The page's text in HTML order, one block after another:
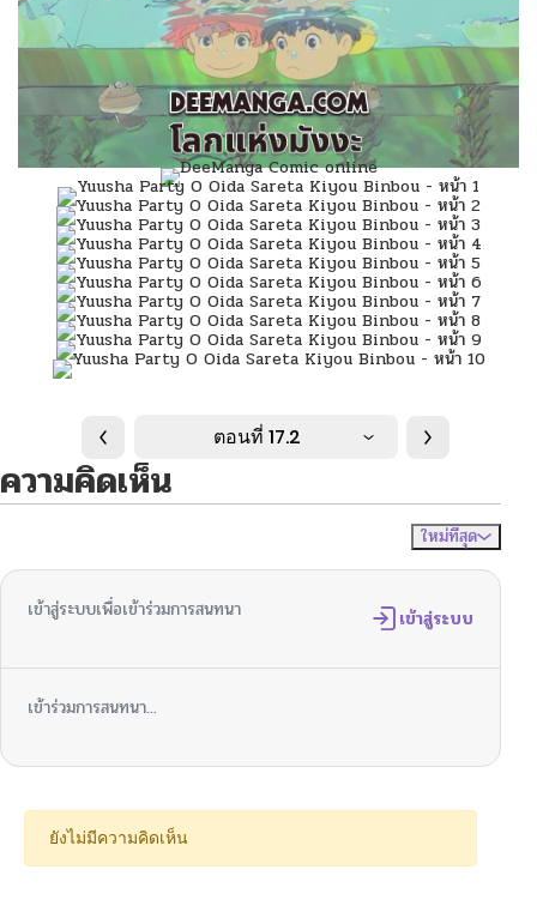
ตอนที่ 17.2
ความคิดเห็น
ใหม่ที่สุด
เข้าสู่ระบบเพื่อเข้าร่วมการสนทนา เข้าสู่ระบบ
เข้าร่วมการสนทนา...
ยังไม่มีความคิดเห็น